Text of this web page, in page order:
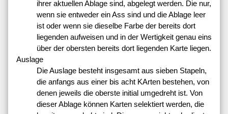
ihrer aktuellen Ablage sind, abgelegt werden. Die nur,
wenn sie entweder ein Ass sind und die Ablage leer
ist oder wenn sie dieselbe Farbe der bereits dort
liegenden aufweisen und in der Wertigkeit genau eins
über der obersten bereits dort liegenden Karte liegen.
Auslage
Die Auslage besteht insgesamt aus sieben Stapeln,
die anfangs aus einer bis acht KArten bestehen, von
denen jeweils die oberste initial umgedreht ist. Von
dieser Ablage können Karten selektiert werden, die